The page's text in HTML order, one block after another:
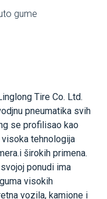
gume
Tire Co. Ltd.
pneumatika svih
se profilisao kao
tehnologija
širokih primena.
ponudi ima
visokih
vozila, kamione i